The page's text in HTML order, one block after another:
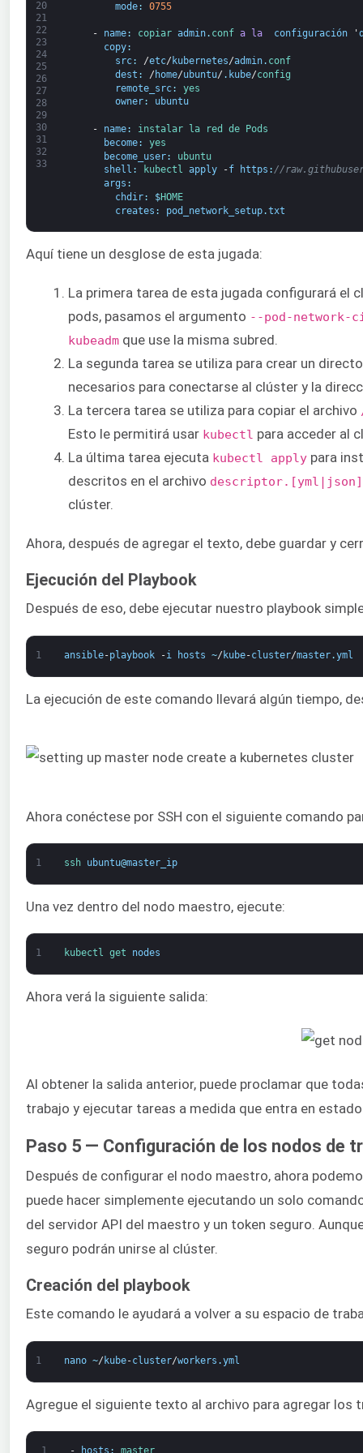
20
21
22
23
24
25
26
27
28
29
30
31
32
33
mode: 0755
- name: copiar admin. conf a la configuración '
copy:
src: /etc/ kubernetes/admin. conf
dest : / home/ubuntu/ . kube/config
remote_src:
yes
owner: ubuntu
- name: instalar la red de
Pods
become:
yes
become_user:
ubuntu
shell : kubectl apply -f https : //
args :
chdir: $HOME
creates : pod_network_setup.txt
Aquí tiene un desglose de esta jugada:
La primera tarea de esta jugada configurará el
pods, pasamos el argumento --pod-network-
kubeadm que use la misma subred.
La segunda tarea se utiliza para crear un
necesarios para conectarse al clúster y la
La tercera tarea se utiliza para copiar el archivo
Esto le permitirá usar kubectl para acceder al
La última tarea ejecuta kubectl apply para
descritos en el archivo descriptor.[yml|json]
clúster.
Ahora, después de agregar el texto, debe guardar y
Ejecución del Playbook
Después de eso, debe ejecutar nuestro playbook
1 ansible-playbook -i hosts ~/ kube-cluster/master.yml
La ejecución de este comando llevará algún tiempo,
Ahora conéctese por SSH con el siguiente comando
1 ssh ubuntu@master_ip
Una vez dentro del nodo maestro, ejecute:
1 kubectl get nodes
Ahora verá la siguiente salida:
Al obtener la salida anterior, puede proclamar que
trabajo y ejecutar tareas a medida que entra en
Paso 5 — Configuración de los nodos de
Después de configurar el nodo maestro, ahora
puede hacer simplemente ejecutando un solo
del servidor API del maestro y un token seguro.
seguro podrán unirse al clúster.
Creación del playbook
Este comando le ayudará a volver a su espacio de
1 nano ~/ kube-cluster/workers .yml
Agregue el siguiente texto al archivo para agregar los
1
- hosts :
master